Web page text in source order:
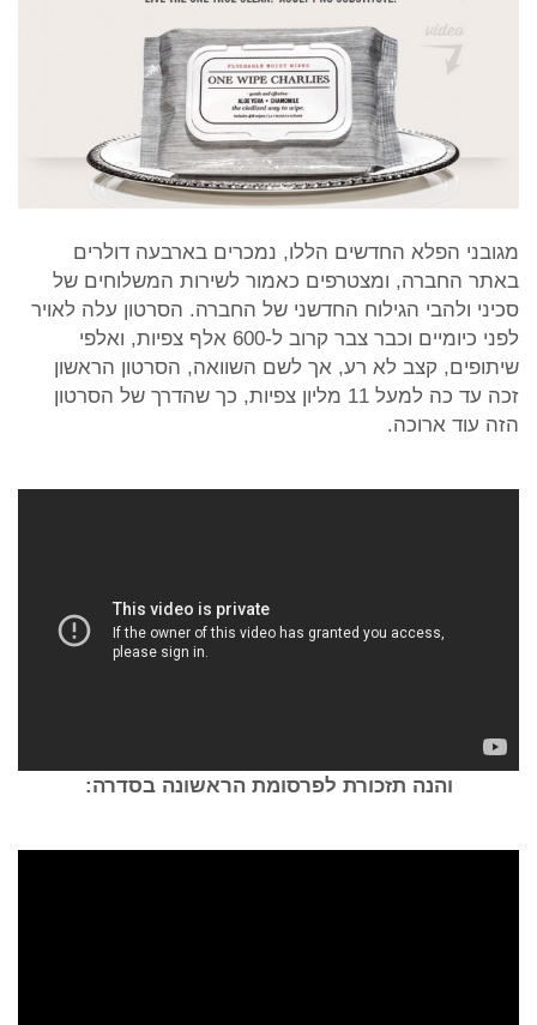
מגובני הפלא החדשים הללו, נמכרים בארבעה דולרים
באתר החברה, ומצטרפים כאמור לשירות המשלוחים של
סכיני ולהבי הגילוח החדשני של החברה. הסרטון עלה לאויר
לפני כיומיים וכבר צבר קרוב ל-600 אלף צפיות, ואלפי
שיתופים, קצב לא רע, אך לשם השוואה, הסרטון הראשון
זכה עד כה למעל 11 מליון צפיות, כך שהדרך של הסרטון
הזה עוד ארוכה.
והנה תזכורת לפרסומת הראשונה בסדרה: